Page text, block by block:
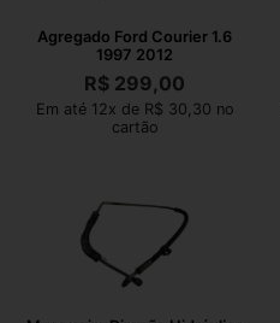
Agregado Ford Courier 1.6
1997 2012
R$ 299,00
Em até 12x de R$ 30,30 no
cartão